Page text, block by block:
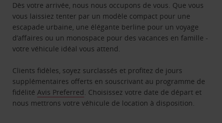
Dès votre arrivée, nous nous occupons de vous. Que vous
vous laissiez tenter par un modèle compact pour une
escapade urbaine, une élégante berline pour un voyage
d’affaires ou un monospace pour des vacances en famille -
votre véhicule idéal vous attend.
Clients fidèles, soyez surclassés et profitez de jours
supplémentaires offerts en souscrivant au programme de
fidélitéAvis Preferred. Choisissez votre date de départ et
nous mettrons votre véhicule de location à disposition.